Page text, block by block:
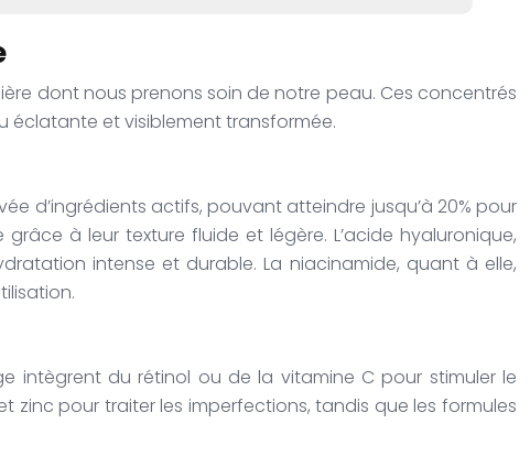
dont nous prenons soin de notre peau. Ces concentrés
éclatante et visiblement transformée.
d’ingrédients actifs, pouvant atteindre jusqu’à 20% pour
à leur texture fluide et légère. L’acide hyaluronique,
intense et durable. La niacinamide, quant à elle,
intègrent du rétinol ou de la vitamine C pour stimuler le
zinc pour traiter les imperfections, tandis que les formules